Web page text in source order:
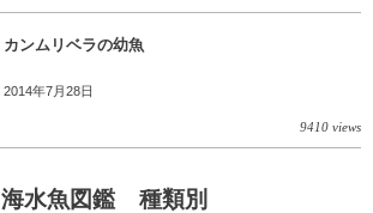
カンムリベラの幼魚
2014年7月28日
9410 views
海水魚図鑑 種類別